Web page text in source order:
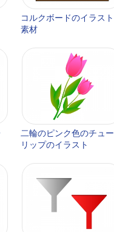
コルクボードのイラスト
素材
二輪のピンク色のチュー
リップのイラスト